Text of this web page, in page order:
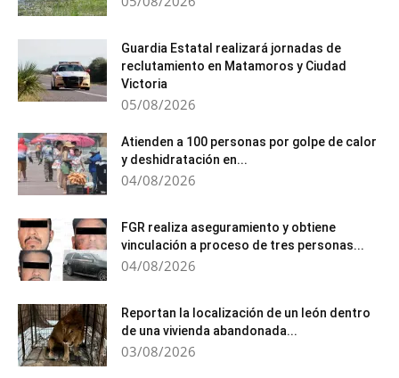
Guardia Estatal realizará jornadas de
reclutamiento en Matamoros y Ciudad
Victoria
05/08/2026
Atienden a 100 personas por golpe de calor
y deshidratación en...
04/08/2026
FGR realiza aseguramiento y obtiene
vinculación a proceso de tres personas...
04/08/2026
Reportan la localización de un león dentro
de una vivienda abandonada...
03/08/2026